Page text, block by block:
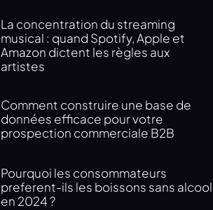
La concentration du streaming
musical : quand Spotify, Apple et
Amazon dictent les règles aux
artistes
Comment construire une base de
données efficace pour votre
prospection commerciale B2B
Pourquoi les consommateurs
preferent-ils les boissons sans alcool
en 2024 ?